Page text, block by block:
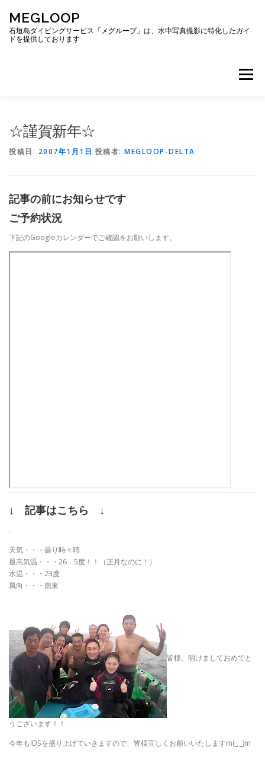
ッ
MEGLOOP
石垣島ダイビングサービス「メグループ」は、水中写真撮影に特化したガイ
ドを提供しております
メニュー
☆謹賀新年☆
投稿日: 2007年1月1日 投稿者: MEGLOOP-DELTA
記事の前にお知らせです
ご予約状況
下記のGoogleカレンダーでご確認をお願いします。
↓ 記事はこちら ↓
.
天気・・・曇り時々晴
最高気温・・・26．5度！！（正月なのに！）
水温・・・23度
風向・・・南東
皆様、明けましておめでと
うございます！！
今年もIDSを盛り上げていきますので、皆様宜しくお願いいたしますm(_ _)m